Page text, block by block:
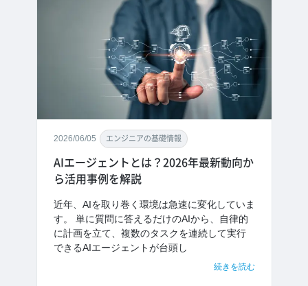
2026/06/05 エンジニアの基礎情報
AIエージェントとは？2026年最新動向か
ら活用事例を解説
近年、AIを取り巻く環境は急速に変化していま
す。 単に質問に答えるだけのAIから、自律的
に計画を立て、複数のタスクを連続して実行
できるAIエージェントが台頭し
続きを読む